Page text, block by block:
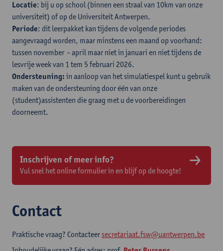
Locatie: bij u op school (binnen een straal van 10km van onze
universiteit) of op de Universiteit Antwerpen.
Periode: dit leerpakket kan tijdens de volgende periodes
aangevraagd worden, maar minstens een maand op voorhand:
tussen november - april maar niet in januari en niet tijdens de
lesvrije week van 1 tem 5 februari 2026.
Ondersteuning: in aanloop van het simulatiespel kunt u gebruik
maken van de ondersteuning door één van onze
(student)assistenten die graag met u de voorbereidingen
doorneemt.
Inschrijven of meer info?
Vul snel het online formulier in en blijf op de hoogte!
Contact
Praktische vraag? Contacteer secretariaat.fsw@uantwerpen.be